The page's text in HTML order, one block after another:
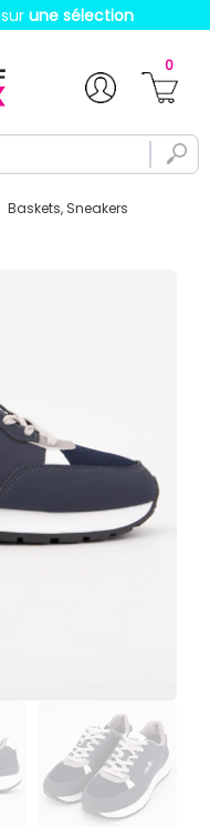
sur une sélection
0
Baskets, Sneakers